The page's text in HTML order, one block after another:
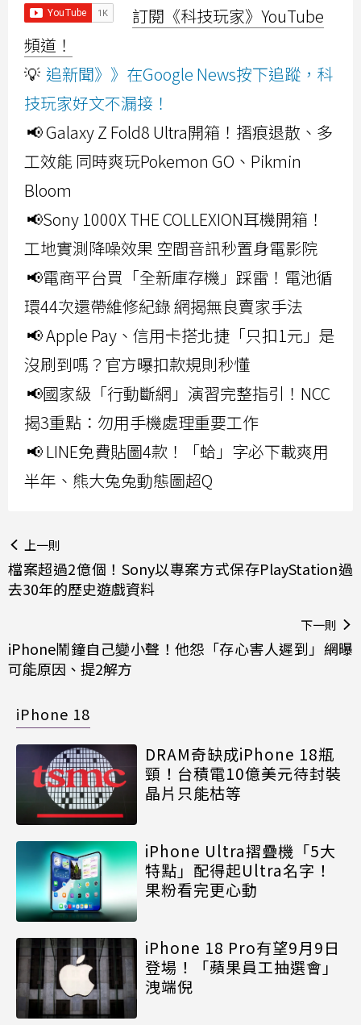
訂閱《科技玩家》YouTube
頻道！
💡 追新聞》》在Google News按下追蹤，科
技玩家好文不漏接！
📢 Galaxy Z Fold8 Ultra開箱！摺痕退散、多
工效能 同時爽玩Pokemon GO、Pikmin
Bloom
📢Sony 1000X THE COLLEXION耳機開箱！
工地實測降噪效果 空間音訊秒置身電影院
📢電商平台買「全新庫存機」踩雷！電池循
環44次還帶維修紀錄 網揭無良賣家手法
📢 Apple Pay、信用卡搭北捷「只扣1元」是
沒刷到嗎？官方曝扣款規則秒懂
📢國家級「行動斷網」演習完整指引！NCC
揭3重點：勿用手機處理重要工作
📢 LINE免費貼圖4款！「蛤」字必下載爽用
半年、熊大兔兔動態圖超Q
上一則
檔案超過2億個！Sony以專案方式保存PlayStation過
去30年的歷史遊戲資料
下一則
iPhone鬧鐘自己變小聲！他怨「存心害人遲到」網曝
可能原因、提2解方
iPhone 18
DRAM奇缺成iPhone 18瓶
頸！台積電10億美元待封裝
晶片只能枯等
iPhone Ultra摺疊機「5大
特點」配得起Ultra名字！
果粉看完更心動
iPhone 18 Pro有望9月9日
登場！「蘋果員工抽選會」
洩端倪